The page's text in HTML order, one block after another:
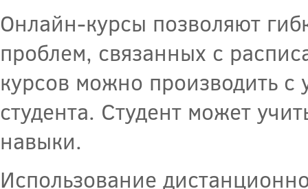
Онлайн-курсы позволяют
проблем, связанных с
курсов можно производить с
студента. Студент может
навыки.
Использование